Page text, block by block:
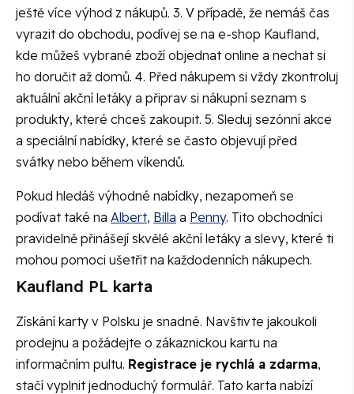
ještě více výhod z nákupů. 3. V případě, že nemáš čas
vyrazit do obchodu, podívej se na e-shop Kaufland,
kde můžeš vybrané zboží objednat online a nechat si
ho doručit až domů. 4. Před nákupem si vždy zkontroluj
aktuální akční letáky a připrav si nákupní seznam s
produkty, které chceš zakoupit. 5. Sleduj sezónní akce
a speciální nabídky, které se často objevují před
svátky nebo během víkendů.
Pokud hledáš výhodné nabídky, nezapomeň se
podívat také na Albert, Billa a Penny. Tito obchodníci
pravidelně přinášejí skvělé akční letáky a slevy, které ti
mohou pomoci ušetřit na každodenních nákupech.
Kaufland PL karta
Získání karty v Polsku je snadné. Navštivte jakoukoli
prodejnu a požádejte o zákaznickou kartu na
informačním pultu. Registrace je rychlá a zdarma,
stačí vyplnit jednoduchý formulář. Tato karta nabízí